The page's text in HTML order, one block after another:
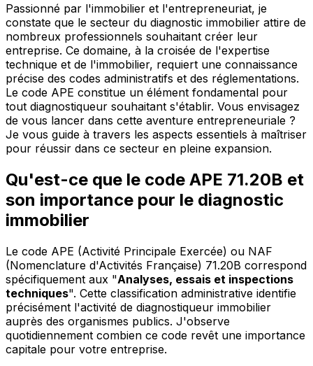
Passionné par l'immobilier et l'entrepreneuriat, je
constate que le secteur du diagnostic immobilier attire de
nombreux professionnels souhaitant créer leur
entreprise. Ce domaine, à la croisée de l'expertise
technique et de l'immobilier, requiert une connaissance
précise des codes administratifs et des réglementations.
Le code APE constitue un élément fondamental pour
tout diagnostiqueur souhaitant s'établir. Vous envisagez
de vous lancer dans cette aventure entrepreneuriale ?
Je vous guide à travers les aspects essentiels à maîtriser
pour réussir dans ce secteur en pleine expansion.
Qu'est-ce que le code APE 71.20B et
son importance pour le diagnostic
immobilier
Le code APE (Activité Principale Exercée) ou NAF
(Nomenclature d'Activités Française) 71.20B correspond
spécifiquement aux "Analyses, essais et inspections
techniques". Cette classification administrative identifie
précisément l'activité de diagnostiqueur immobilier
auprès des organismes publics. J'observe
quotidiennement combien ce code revêt une importance
capitale pour votre entreprise.